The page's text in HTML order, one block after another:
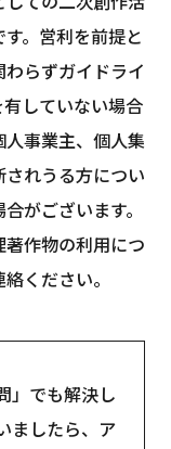
。営利を前提と
らずガイドライ
していない場合
事業主、個人集
れうる方につい
がございます。
作物の利用につ
ください。
」でも解決し
ましたら、ア